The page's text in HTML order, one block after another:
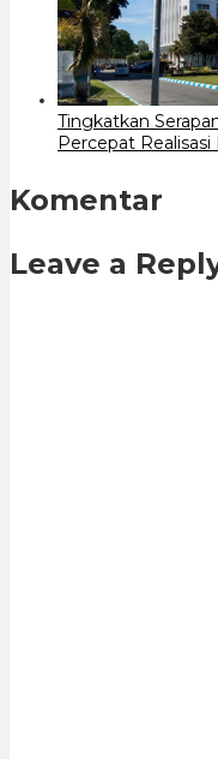
Tingkatkan
Percepat
Komentar
Leave a